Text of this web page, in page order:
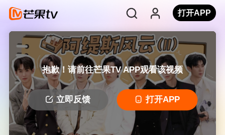
打开APP
抱歉！请前往芒果TV APP观看该视频
立即反馈 打开APP